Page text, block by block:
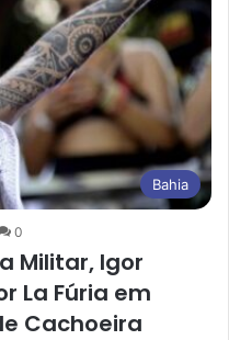
Bahia
0
Militar, Igor
La Fúria em
Cachoeira